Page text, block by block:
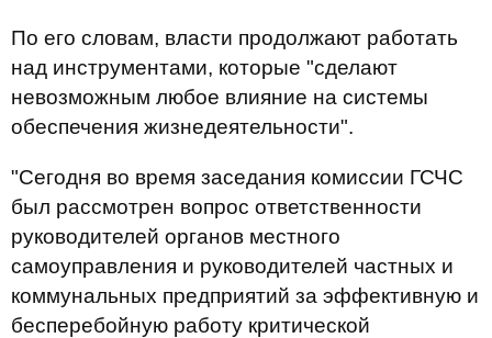
По его словам, власти продолжают работать
над инструментами, которые "сделают
невозможным любое влияние на системы
обеспечения жизнедеятельности".
"Сегодня во время заседания комиссии ГСЧС
был рассмотрен вопрос ответственности
руководителей органов местного
самоуправления и руководителей частных и
коммунальных предприятий за эффективную и
бесперебойную работу критической